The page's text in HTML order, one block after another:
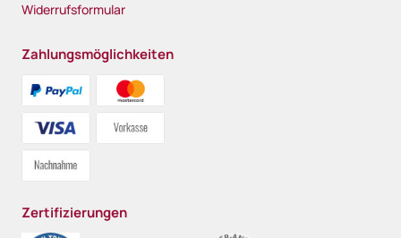
Widerrufsformular
Zahlungsmöglichkeiten
Zertifizierungen